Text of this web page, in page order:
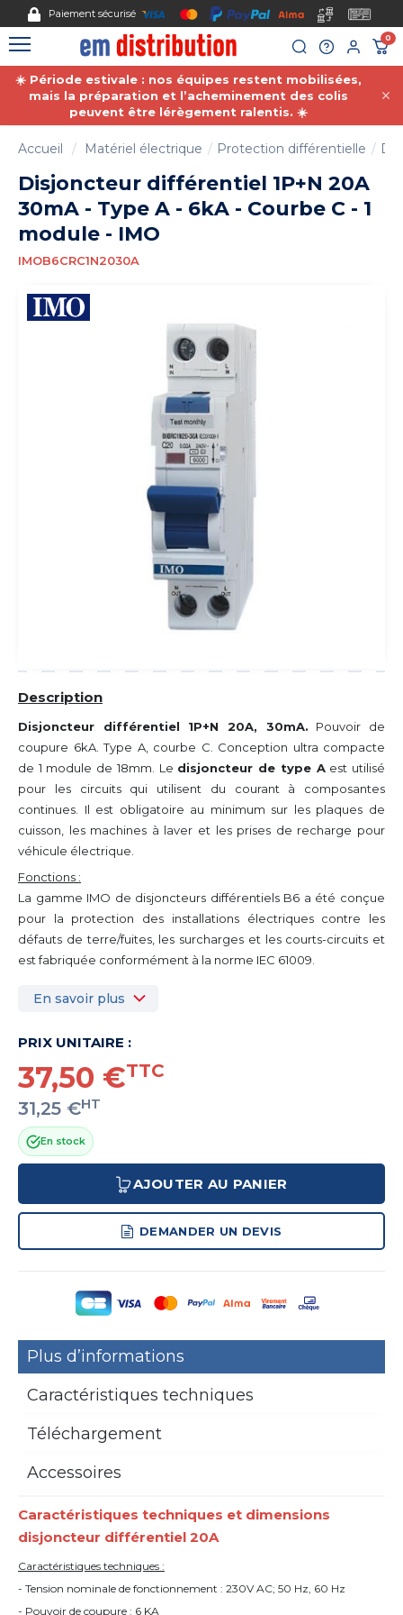
Paiement sécurisé
0
☀️ Période estivale : nos équipes restent mobilisées,
mais la préparation et l’acheminement des colis
peuvent être lérègement ralentis. ☀️
Accueil Matériel électrique Protection différentielle
Disjoncteur différentiel 1P+N 20A
30mA - Type A - 6kA - Courbe C - 1
module - IMO
IMOB6CRC1N2030A
Description
Disjoncteur différentiel 1P+N 20A, 30mA. Pouvoir de
coupure 6kA. Type A, courbe C. Conception ultra compacte
de 1 module de 18mm. Le disjoncteur de type Aest utilisé
pour les circuits qui utilisent du courant à composantes
continues. Il est obligatoire au minimum sur les plaques de
cuisson, les machines à laver et les prises de recharge pour
véhicule électrique.
Fonctions :
La gamme IMO de disjoncteurs différentiels B6 a été conçue
pour la protection des installations électriques contre les
défauts de terre/fuites, les surcharges et les courts-circuits et
est fabriquée conformément à la norme IEC 61009.
En savoir plus
PRIX UNITAIRE :
37,50 €TTC
31,25 €HT
En stock
AJOUTER AU PANIER
DEMANDER UN DEVIS
Plus d’informations
Caractéristiques techniques
Téléchargement
Accessoires
Caractéristiques techniques et dimensions
disjoncteur différentiel 20A
Caractéristiques techniques :
- Tension nominale de fonctionnement : 230V AC; 50 Hz, 60 Hz
- Pouvoir de coupure : 6 KA
Gestion des cookies